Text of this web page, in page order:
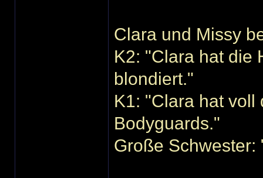
Clara und Missy
K2: "Clara hat die
blondiert."
K1: "Clara hat voll
Bodyguards."
Große Schwester: